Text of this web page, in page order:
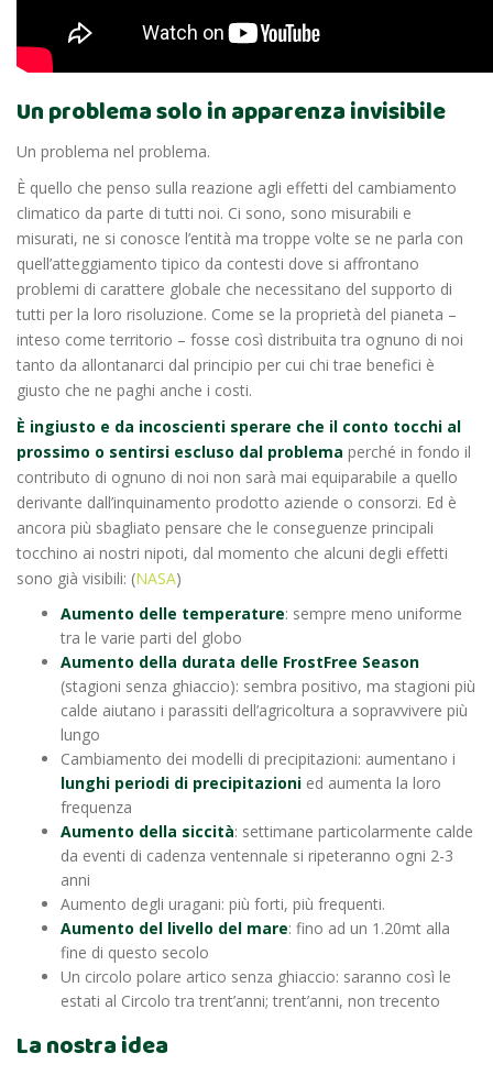
Un problema solo in apparenza invisibile
Un problema nel problema.
È quello che penso sulla reazione agli effetti del cambiamento
climatico da parte di tutti noi. Ci sono, sono misurabili e
misurati, ne si conosce l’entità ma troppe volte se ne parla con
quell’atteggiamento tipico da contesti dove si affrontano
problemi di carattere globale che necessitano del supporto di
tutti per la loro risoluzione. Come se la proprietà del pianeta –
inteso come territorio – fosse così distribuita tra ognuno di noi
tanto da allontanarci dal principio per cui chi trae benefici è
giusto che ne paghi anche i costi.
È ingiusto e da incoscienti sperare che il conto tocchi al
prossimo o sentirsi escluso dal problema perché in fondo il
contributo di ognuno di noi non sarà mai equiparabile a quello
derivante dall’inquinamento prodotto aziende o consorzi. Ed è
ancora più sbagliato pensare che le conseguenze principali
tocchino ai nostri nipoti, dal momento che alcuni degli effetti
sono già visibili: (NASA)
Aumento delle temperature: sempre meno uniforme
tra le varie parti del globo
Aumento della durata delle FrostFree Season
(stagioni senza ghiaccio): sembra positivo, ma stagioni più
calde aiutano i parassiti dell’agricoltura a sopravvivere più
lungo
Cambiamento dei modelli di precipitazioni: aumentano i
lunghi periodi di precipitazioni ed aumenta la loro
frequenza
Aumento della siccità: settimane particolarmente calde
da eventi di cadenza ventennale si ripeteranno ogni 2-3
anni
Aumento degli uragani: più forti, più frequenti.
Aumento del livello del mare: fino ad un 1.20mt alla
fine di questo secolo
Un circolo polare artico senza ghiaccio: saranno così le
estati al Circolo tra trent’anni; trent’anni, non trecento
La nostra idea